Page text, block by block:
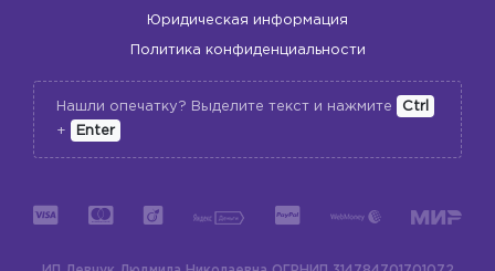
Юридическая информация
Политика конфиденциальности
Нашли опечатку? Выделите текст и нажмите
Ctrl
+
Enter